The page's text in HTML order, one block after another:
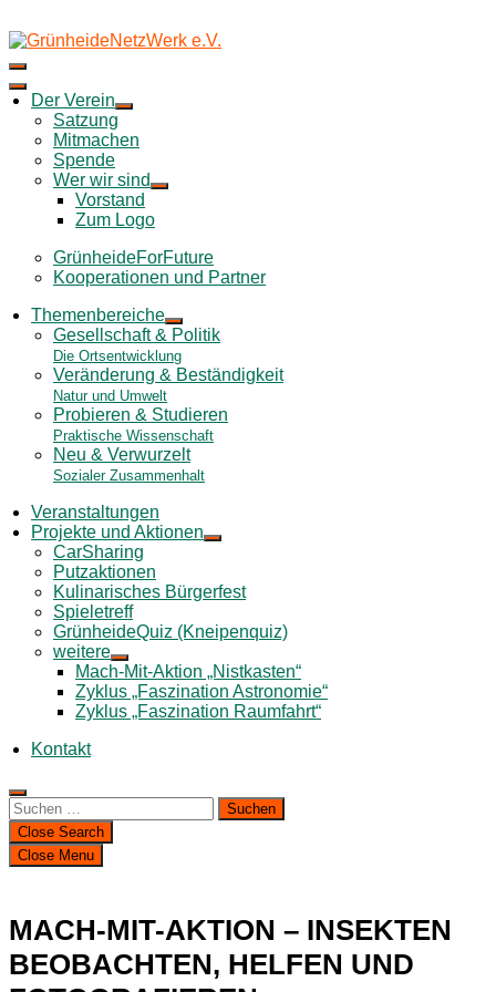
to
Der Verein
Satzung
Mitmachen
Spende
Wer wir sind
Vorstand
Zum Logo
GrünheideForFuture
Kooperationen und Partner
Themenbereiche
Gesellschaft & Politik
Die Ortsentwicklung
Veränderung & Beständigkeit
Natur und Umwelt
Probieren & Studieren
Praktische Wissenschaft
Neu & Verwurzelt
Sozialer Zusammenhalt
Veranstaltungen
Projekte und Aktionen
CarSharing
Putzaktionen
Kulinarisches Bürgerfest
Spieletreff
GrünheideQuiz (Kneipenquiz)
weitere
Mach-Mit-Aktion „Nistkasten“
Zyklus „Faszination Astronomie“
Zyklus „Faszination Raumfahrt“
Kontakt
Suchen
nach:
Close Search
Close Menu
MACH-MIT-AKTION – INSEKTEN
BEOBACHTEN, HELFEN UND